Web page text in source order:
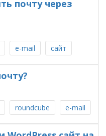
почту через
e-mail сайт
roundcube e-mail